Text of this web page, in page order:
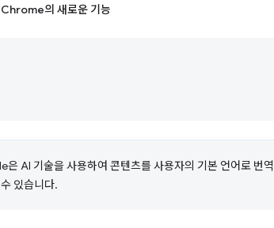
Chrome의 새로운 기능
은 AI 기술을 사용하여 콘텐츠를 사용자의 기본 언어로 번역
있습니다.